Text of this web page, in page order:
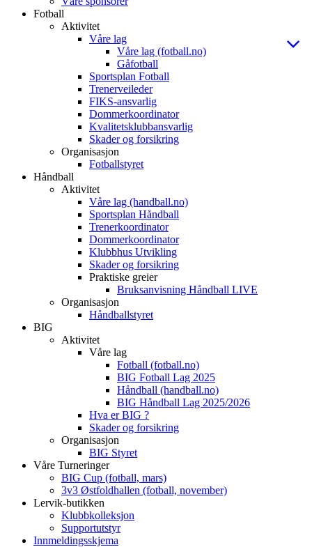
Fotball
Aktivitet
Våre lag
Våre lag (fotball.no)
Gåfotball
Sportsplan Fotball
Trenerveileder
FIKS-ansvarlig
Dommerkoordinator
Kvalitetsklubbansvarlig
Skader og forsikring
Organisasjon
Fotballstyret
Håndball
Aktivitet
Våre lag (handball.no)
Sportsplan Håndball
Trenerkoordinator
Dommerkoordinator
Klubbhus Utvikling
Skader og forsikring
Praktiske greier
Bruksanvisning Håndball LIVE
Organisasjon
Håndballstyret
BIG
Aktivitet
Våre lag
Fotball (fotball.no)
BIG Fotball Lag 2025
Håndball (handball.no)
BIG Håndball Lag 2025/2026
Hva er BIG ?
Skader og forsikring
Organisasjon
BIG Styret
Våre Turneringer
BIG Cup (fotball, mars)
3v3 Østfoldhallen (fotball, november)
Lervik-butikken
Klubbkolleksjon
Supportutstyr
Innmeldingsskjema